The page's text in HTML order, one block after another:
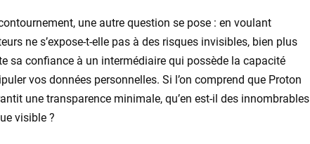
une autre question se pose : en voulant
ne s’expose-t-elle pas à des risques invisibles, bien plus
sa confiance à un intermédiaire qui possède la capacité
vos données personnelles. Si l’on comprend que Proton
une transparence minimale, qu’en est-il des innombrables
visible ?